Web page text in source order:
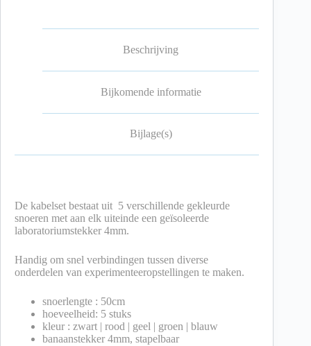
Beschrijving
Bijkomende informatie
Bijlage(s)
De kabelset bestaat uit 5 verschillende gekleurde
snoeren met aan elk uiteinde een geïsoleerde
laboratoriumstekker 4mm.
Handig om snel verbindingen tussen diverse
onderdelen van experimenteeropstellingen te maken.
snoerlengte : 50cm
hoeveelheid: 5 stuks
kleur : zwart | rood | geel | groen | blauw
banaanstekker 4mm, stapelbaar